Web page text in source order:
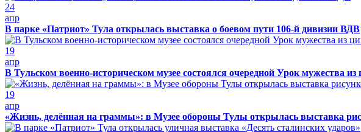
24
апр
В парке «Патриот» Тула открылась выставка о боевом пути 106-й дивизии ВДВ
19
апр
В Тульском военно-историческом музее состоялся очередной Урок мужества
19
апр
«Жизнь, делённая на граммы»: в Музее обороны Тулы открылась выставка